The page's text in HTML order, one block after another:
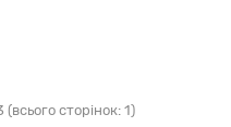
сторінок: 1)